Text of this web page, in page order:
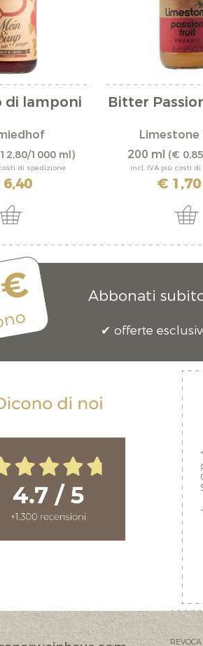
di lamponi
1000 ml)
di spedizione
Bitter
Limestone
200 ml (€
incl. IVA più costi di
€ 1,70
Abbonati
offerte